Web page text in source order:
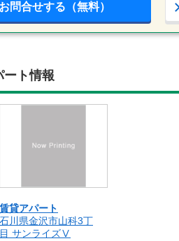
お問合せする（無料）
ート情報
賃貸アパート
石川県金沢市山科3丁
目 サンライズⅤ